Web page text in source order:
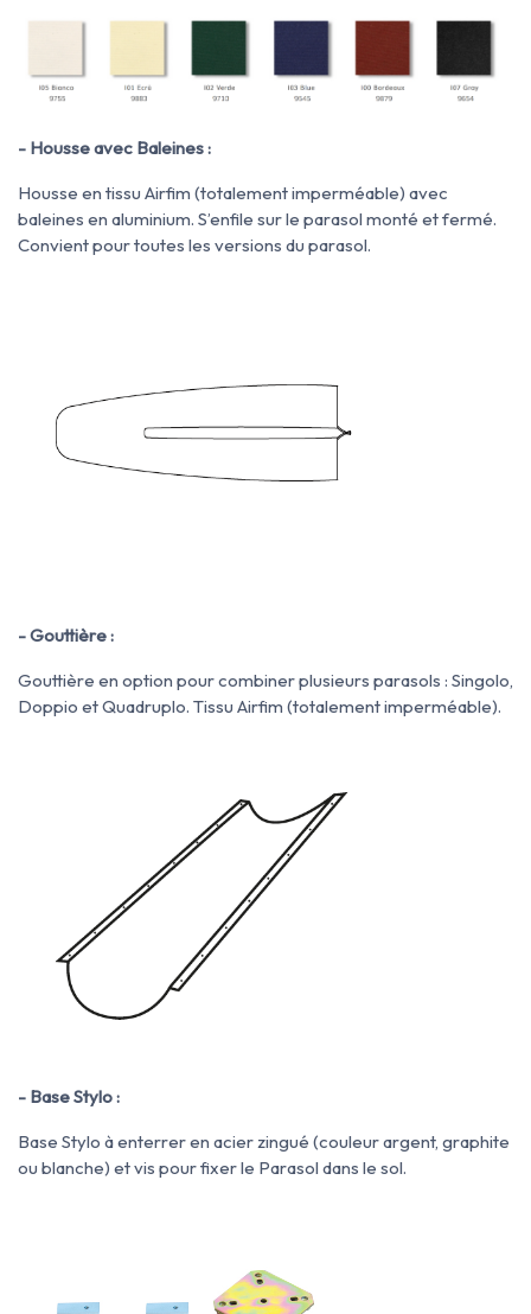
- Housse avec Baleines :
Housse en tissu Airfim (totalement imperméable) avec
baleines en aluminium. S’enfile sur le parasol monté et fermé.
Convient pour toutes les versions du parasol.
- Gouttière :
Gouttière en option pour combiner plusieurs parasols : Singolo,
Doppio et Quadruplo. Tissu Airfim (totalement imperméable).
- Base Stylo :
Base Stylo à enterrer en acier zingué (couleur argent, graphite
ou blanche) et vis pour fixer le Parasol dans le sol.